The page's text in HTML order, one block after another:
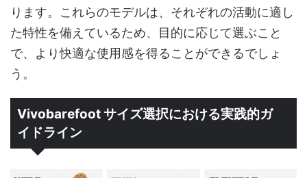
ります。これらのモデルは、それぞれの活動に適し
た特性を備えているため、目的に応じて選ぶこと
で、より快適な使用感を得ることができるでしょ
う。
Vivobarefoot サイズ選択における実践的ガ
イドライン